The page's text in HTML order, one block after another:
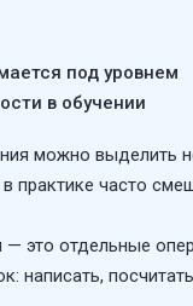
под уровнем
в обучении
можно выделить
практике часто
— это отдельные
написать,